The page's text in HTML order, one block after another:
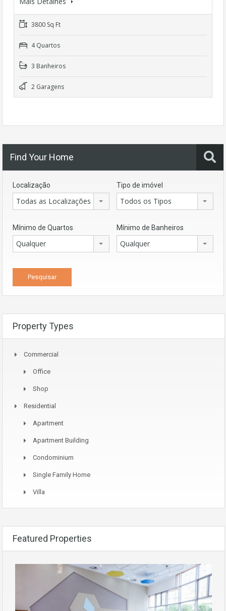
3800 Sq Ft
4 Quartos
3 Banheiros
2 Garagens
Find Your Home
Localização
Todas as Localizações
Tipo de imóvel
Todos os Tipos
Mínimo de Quartos
Qualquer
Mínimo de Banheiros
Qualquer
Property Types
Commercial
Office
Shop
Residential
Apartment
Apartment Building
Condominium
Single Family Home
Villa
Featured Properties